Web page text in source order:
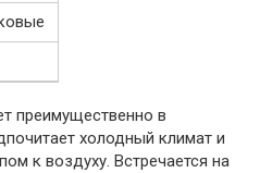
преимущественно в
холодный климат и
к воздуху. Встречается на